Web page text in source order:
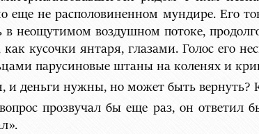
еще не располовиненном мундире. Его
в неощутимом воздушном потоке,
кусочки янтаря, глазами. Голос его
парусиновые штаны на коленях и
и деньги нужны, но может быть
прозвучал бы еще раз, он ответил